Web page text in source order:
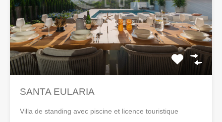
SANTA EULARIA
Villa de standing avec piscine et licence touristique